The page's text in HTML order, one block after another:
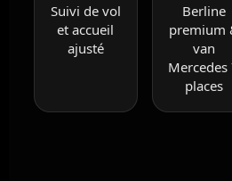
Suivi de vol
et accueil
ajusté
Berline
premium
van
Mercedes
places